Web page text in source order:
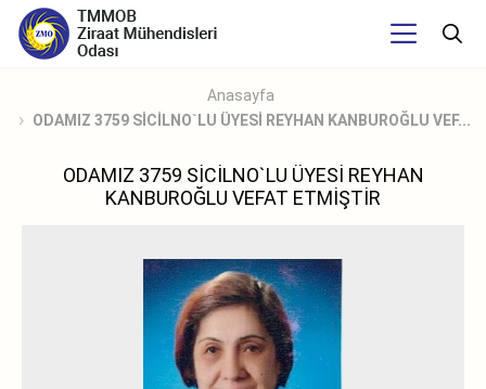
Anasayfa
ODAMIZ 3759 SİCİLNO`LU ÜYESİ REYHAN KANBUROĞLU VEF...
ODAMIZ 3759 SİCİLNO`LU ÜYESİ REYHAN
KANBUROĞLU VEFAT ETMİŞTİR